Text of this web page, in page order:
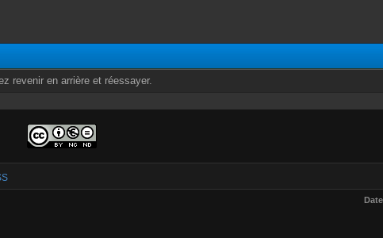
revenir en arrière et réessayer.